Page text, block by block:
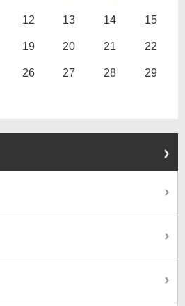
12 13 14 15
19 20 21 22
26 27 28 29